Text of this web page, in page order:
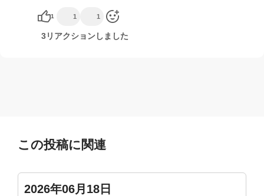
1 1 1
3リアクションしました
この投稿に関連
2026年06月18日